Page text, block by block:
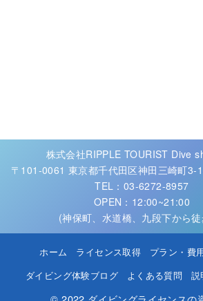
株式会社RIPPLE TOURIST Dive
〒101-0061 東京都千代田区神田三崎町3-
TEL：03-6272-8957
OPEN：12:00~21:00
(神保町、水道橋、九段下から
ホーム ライセンス取得 プラン・費
ダイビング体験ブログ
よくある質問 説